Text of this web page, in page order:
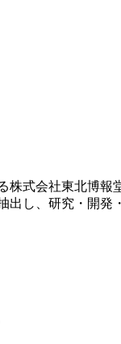
式会社東北博
し、研究・開